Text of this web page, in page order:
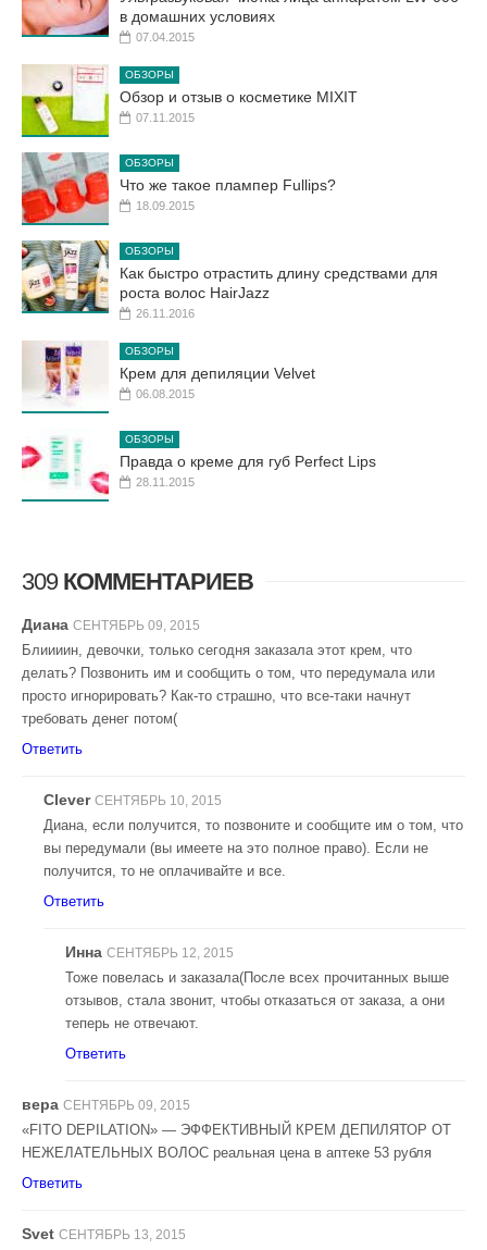
в домашних условиях
07.04.2015
ОБЗОРЫ
Обзор и отзыв о косметике MIXIT
07.11.2015
ОБЗОРЫ
Что же такое плампер Fullips?
18.09.2015
ОБЗОРЫ
Как быстро отрастить длину средствами для
роста волос HairJazz
26.11.2016
ОБЗОРЫ
Крем для депиляции Velvet
06.08.2015
ОБЗОРЫ
Правда о креме для губ Perfect Lips
28.11.2015
309 КОММЕНТАРИЕВ
Диана СЕНТЯБРЬ 09, 2015
Блиииин, девочки, только сегодня заказала этот крем, что
делать? Позвонить им и сообщить о том, что передумала или
просто игнорировать? Как-то страшно, что все-таки начнут
требовать денег потом(
Ответить
Clever СЕНТЯБРЬ 10, 2015
Диана, если получится, то позвоните и сообщите им о том, что
вы передумали (вы имеете на это полное право). Если не
получится, то не оплачивайте и все.
Ответить
Инна СЕНТЯБРЬ 12, 2015
Тоже повелась и заказала(После всех прочитанных выше
отзывов, стала звонит, чтобы отказаться от заказа, а они
теперь не отвечают.
Ответить
вера СЕНТЯБРЬ 09, 2015
«FITO DEPILATION» — ЭФФЕКТИВНЫЙ КРЕМ ДЕПИЛЯТОР ОТ
НЕЖЕЛАТЕЛЬНЫХ ВОЛОС реальная цена в аптеке 53 рубля
Ответить
Svet СЕНТЯБРЬ 13, 2015